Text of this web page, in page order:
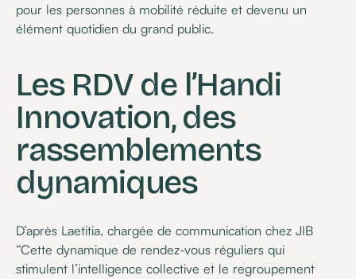
pour les personnes à mobilité réduite et devenu un
élément quotidien du grand public.
Les RDV de l’Handi
Innovation, des
rassemblements
dynamiques
D’après Laetitia, chargée de communication chez JIB
“Cette dynamique de rendez-vous réguliers qui
stimulent l’intelligence collective et le regroupement